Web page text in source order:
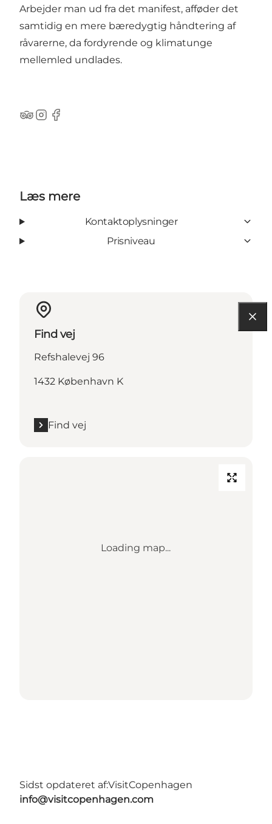
Arbejder man ud fra det manifest, afføder det
samtidig en mere bæredygtig håndtering af
råvarerne, da fordyrende og klimatunge
mellemled undlades.
Tripadvisor
Instagram
Facebook
Læs mere
Kontaktoplysninger
Prisniveau
Find vej
Refshalevej 96
1432 København K
Find vej
Loading map...
Sidst opdateret af:VisitCopenhagen
info@visitcopenhagen.com